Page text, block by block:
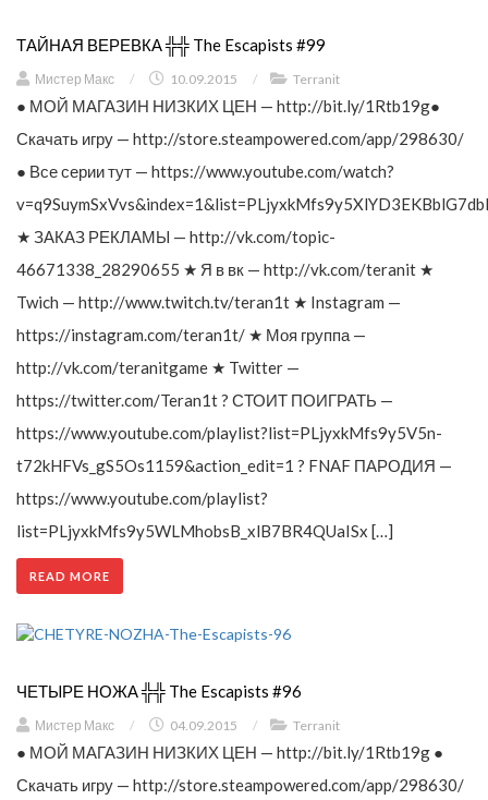
ТАЙНАЯ ВЕРЕВКА ╬╬ The Escapists #99
Мистер Макс / 10.09.2015 / Terranit
● МОЙ МАГАЗИН НИЗКИХ ЦЕН — http://bit.ly/1Rtb19g●
Скачать игру — http://store.steampowered.com/app/298630/
● Все серии тут — https://www.youtube.com/watch?
★ ЗАКАЗ РЕКЛАМЫ — http://vk.com/topic-
46671338_28290655 ★ Я в вк — http://vk.com/teranit ★
Twich — http://www.twitch.tv/teran1t ★ Instagram —
https://instagram.com/teran1t/ ★ Моя группа —
http://vk.com/teranitgame ★ Twitter —
https://twitter.com/Teran1t ? СТОИТ ПОИГРАТЬ —
https://www.youtube.com/playlist?list=PLjyxkMfs9y5V5n-
t72kHFVs_gS5Os1159&action_edit=1 ? FNAF ПАРОДИЯ —
https://www.youtube.com/playlist?
list=PLjyxkMfs9y5WLMhobsB_xlB7BR4QUaISx […]
READ MORE
ЧЕТЫРЕ НОЖА ╬╬ The Escapists #96
Мистер Макс / 04.09.2015 / Terranit
● МОЙ МАГАЗИН НИЗКИХ ЦЕН — http://bit.ly/1Rtb19g ●
Скачать игру — http://store.steampowered.com/app/298630/